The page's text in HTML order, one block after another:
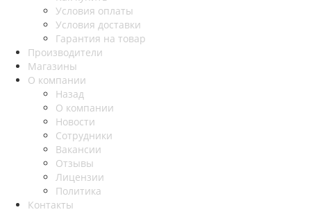
Условия оплаты
Условия доставки
Гарантия на товар
Производители
Магазины
О компании
Назад
О компании
Новости
Сотрудники
Вакансии
Отзывы
Лицензии
Политика
Контакты